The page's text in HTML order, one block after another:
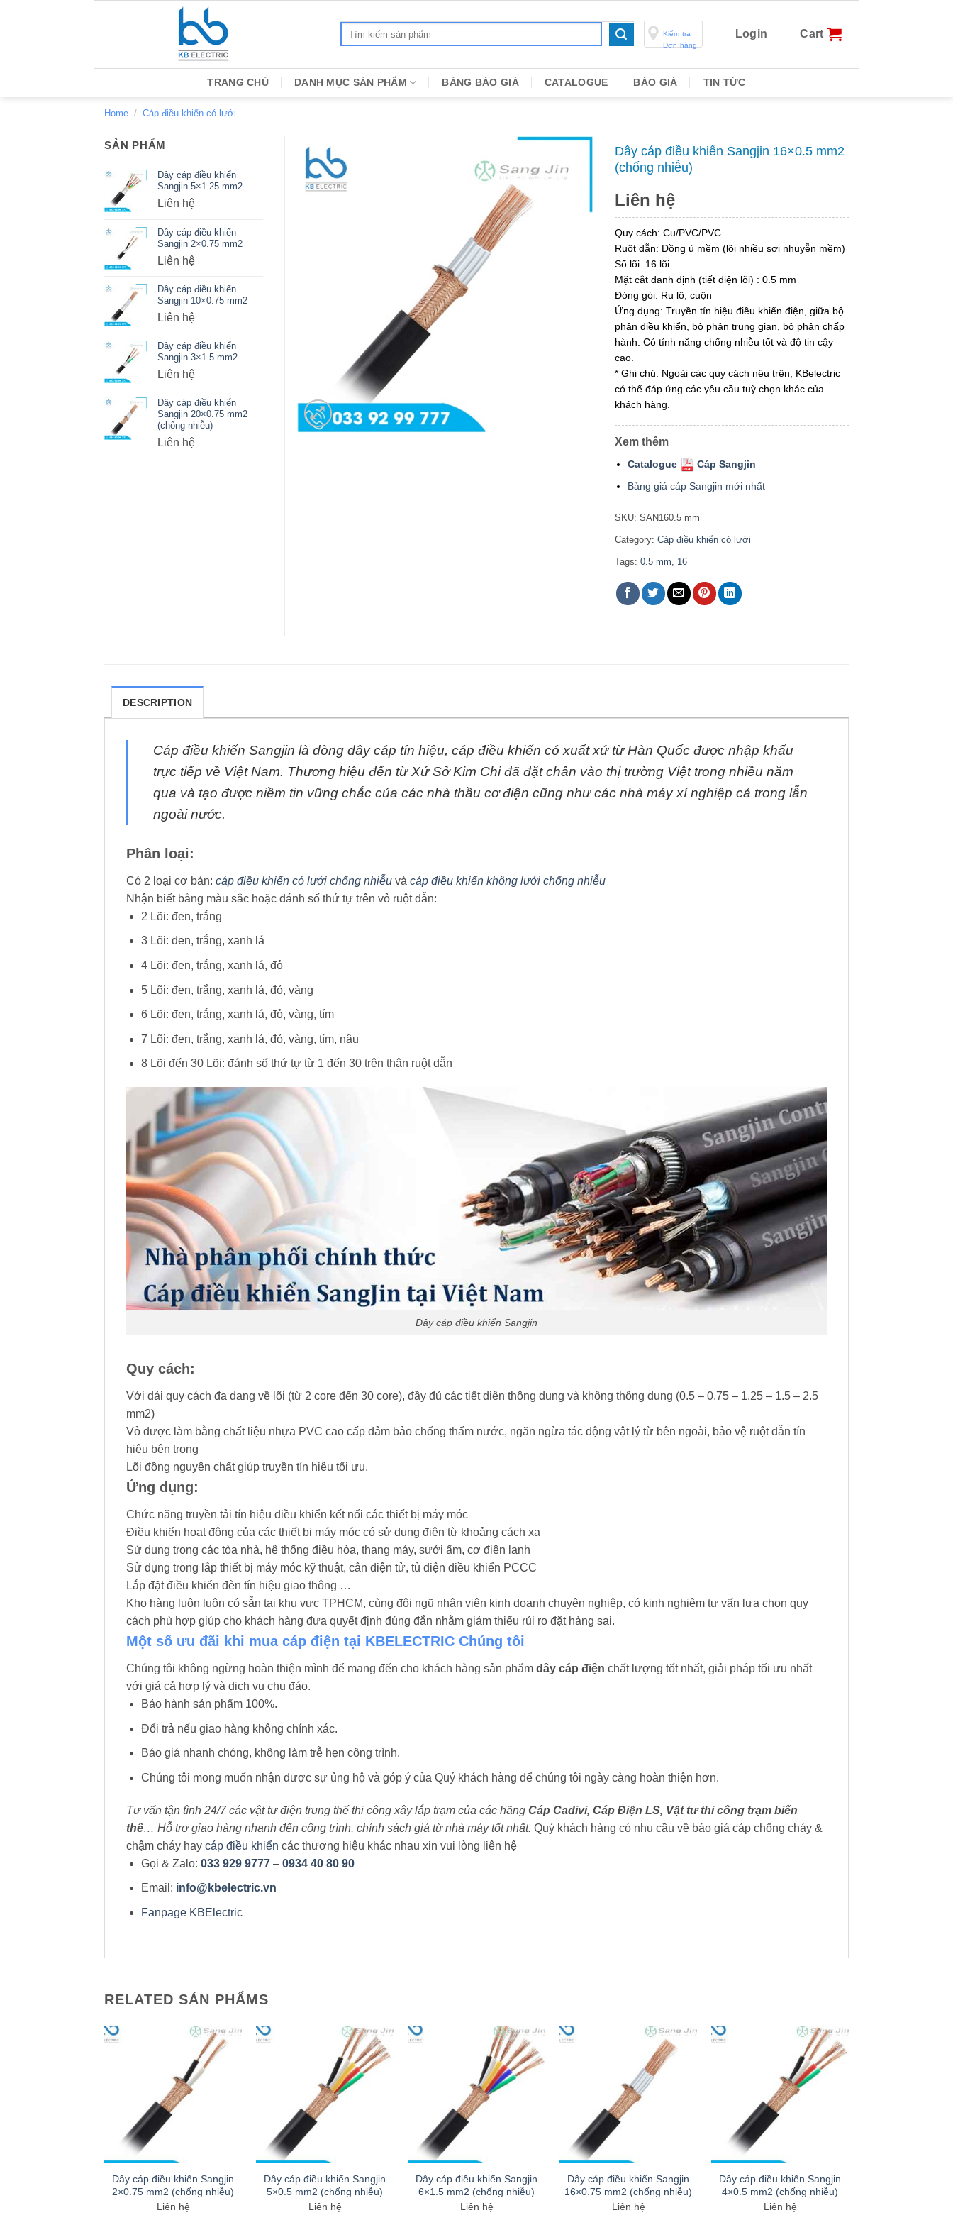
Kiểm tra
Đơn hàng
Login Cart
TRANG CHỦ DANH MỤC SẢN PHẨM BẢNG BÁO GIÁ CATALOGUE BÁO GIÁ TIN TỨC
Home / Cáp điều khiển có lưới
Dây cáp điều khiển Sangjin 16×0.5 mm2
(chống nhiễu)
Liên hệ
Quy cách: Cu/PVC/PVC
Ruột dẫn: Đồng ủ mềm (lõi nhiều sợi nhuyễn mềm)
Số lõi: 16 lõi
Mặt cắt danh định (tiết diện lõi) : 0.5 mm
Đóng gói: Ru lô, cuộn
Ứng dụng: Truyền tín hiệu điều khiển điện, giữa bộ
phận điều khiển, bộ phận trung gian, bộ phận chấp
hành. Có tính năng chống nhiễu tốt và độ tin cậy
cao.
* Ghi chú: Ngoài các quy cách nêu trên, KBelectric
có thể đáp ứng các yêu cầu tuỳ chọn khác của
khách hàng.
Xem thêm
Catalogue
Cáp Sangjin
Bảng giá cáp Sangjin mới nhất
SKU: SAN160.5 mm
Category: Cáp điều khiển có lưới
Tags: 0.5 mm 16
SẢN PHẨM
Dây cáp điều khiển
Sangjin 5×1.25 mm2
Liên hệ
Dây cáp điều khiển
Sangjin 2×0.75 mm2
Liên hệ
Dây cáp điều khiển
Sangjin 10×0.75 mm2
Liên hệ
Dây cáp điều khiển
Sangjin 3×1.5 mm2
Liên hệ
Dây cáp điều khiển
Sangjin 20×0.75 mm2
(chống nhiễu)
Liên hệ
DESCRIPTION
Cáp điều khiển Sangjin là dòng dây cáp tín hiệu, cáp điều khiển có xuất xứ từ Hàn Quốc được nhập khẩu
trực tiếp về Việt Nam. Thương hiệu đến từ Xứ Sở Kim Chi đã đặt chân vào thị trường Việt trong nhiều năm
qua và tạo được niềm tin vững chắc của các nhà thầu cơ điện cũng như các nhà máy xí nghiệp cả trong lẫn
ngoài nước.
Phân loại:
Có 2 loại cơ bản: cáp điều khiển có lưới chống nhiễu và cáp điều khiển không lưới chống nhiễu
Nhận biết bằng màu sắc hoặc đánh số thứ tự trên vỏ ruột dẫn:
2 Lõi: đen, trắng
3 Lõi: đen, trắng, xanh lá
4 Lõi: đen, trắng, xanh lá, đỏ
5 Lõi: đen, trắng, xanh lá, đỏ, vàng
6 Lõi: đen, trắng, xanh lá, đỏ, vàng, tím
7 Lõi: đen, trắng, xanh lá, đỏ, vàng, tím, nâu
8 Lõi đến 30 Lõi: đánh số thứ tự từ 1 đến 30 trên thân ruột dẫn
Dây cáp điều khiển Sangjin
Quy cách:
Với dải quy cách đa dạng về lõi (từ 2 core đến 30 core), đầy đủ các tiết diện thông dụng và không thông dụng (0.5 – 0.75 – 1.25 – 1.5 – 2.5
mm2)
Vỏ được làm bằng chất liệu nhựa PVC cao cấp đảm bảo chống thấm nước, ngăn ngừa tác động vật lý từ bên ngoài, bảo vệ ruột dẫn tín
hiệu bên trong
Lõi đồng nguyên chất giúp truyền tín hiệu tối ưu.
Ứng dụng:
Chức năng truyền tải tín hiệu điều khiển kết nối các thiết bị máy móc
Điều khiển hoạt động của các thiết bị máy móc có sử dụng điện từ khoảng cách xa
Sử dụng trong các tòa nhà, hệ thống điều hòa, thang máy, sưởi ấm, cơ điện lạnh
Sử dụng trong lắp thiết bị máy móc kỹ thuật, cân điện tử, tủ điện điều khiển PCCC
Lắp đặt điều khiển đèn tín hiệu giao thông …
Kho hàng luôn luôn có sẵn tại khu vực TPHCM, cùng đội ngũ nhân viên kinh doanh chuyên nghiệp, có kinh nghiệm tư vấn lựa chọn quy
cách phù hợp giúp cho khách hàng đưa quyết định đúng đắn nhằm giảm thiểu rủi ro đặt hàng sai.
Một số ưu đãi khi mua cáp điện tại KBELECTRIC Chúng tôi
Chúng tôi không ngừng hoàn thiện mình để mang đến cho khách hàng sản phẩm dây cáp điện chất lượng tốt nhất, giải pháp tối ưu nhất
với giá cả hợp lý và dịch vụ chu đáo.
Bảo hành sản phẩm 100%.
Đổi trả nếu giao hàng không chính xác.
Báo giá nhanh chóng, không làm trễ hẹn công trình.
Chúng tôi mong muốn nhận được sự ủng hộ và góp ý của Quý khách hàng để chúng tôi ngày càng hoàn thiện hơn.
Tư vấn tận tình 24/7 các vật tư điện trung thế thi công xây lắp trạm của các hãng Cáp Cadivi, Cáp Điện LS, Vật tư thi công trạm biến
thế… Hỗ trợ giao hàng nhanh đến công trình, chính sách giá từ nhà máy tốt nhất. Quý khách hàng có nhu cầu về báo giá cáp chống cháy &
chậm cháy hay cáp điều khiển các thương hiệu khác nhau xin vui lòng liên hệ
Gọi & Zalo: 033 929 9777 – 0934 40 80 90
Email: info@kbelectric.vn
Fanpage KBElectric
RELATED SẢN PHẨMS
Dây cáp điều khiển Sangjin
2×0.75 mm2 (chống nhiễu)
Liên hệ
Dây cáp điều khiển Sangjin
5×0.5 mm2 (chống nhiễu)
Liên hệ
Dây cáp điều khiển Sangjin
6×1.5 mm2 (chống nhiễu)
Liên hệ
Dây cáp điều khiển Sangjin
16×0.75 mm2 (chống nhiễu)
Liên hệ
Dây cáp điều khiển Sangjin
4×0.5 mm2 (chống nhiễu)
Liên hệ